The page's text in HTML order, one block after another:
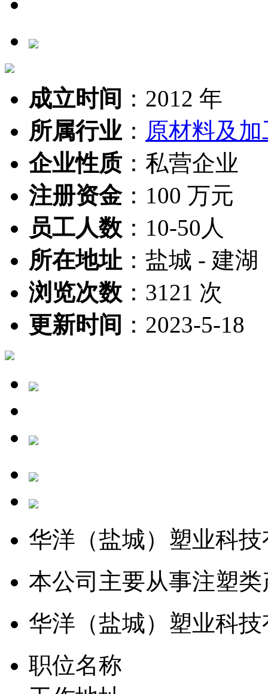
成立时间 ： 2012 年
所属行业： 原材料及
企业性质： 私营企业
注册资金： 100 万元
员工人数 ： 10-50人
所在地址 ： 盐城 - 建湖
浏览次数 ： 3121 次
更新时间 ： 2023-5-18
华洋（盐城）塑业科
本公司主要从事注塑
华洋（盐城）塑业科
职位名称